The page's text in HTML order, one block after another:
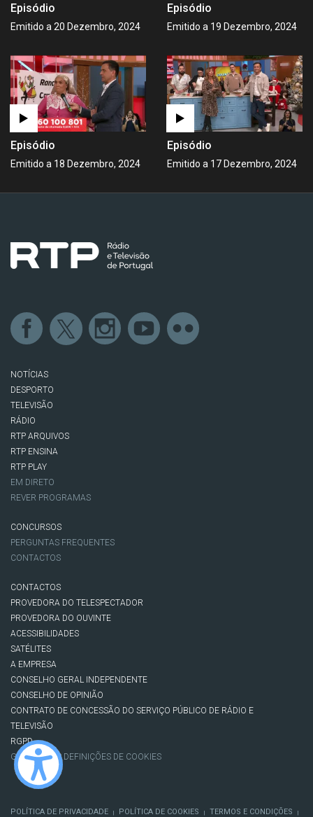
Episódio
Emitido a 20 Dezembro, 2024
Episódio
Emitido a 19 Dezembro, 2024
Episódio
Emitido a 18 Dezembro, 2024
Episódio
Emitido a 17 Dezembro, 2024
NOTÍCIAS
DESPORTO
TELEVISÃO
RÁDIO
RTP ARQUIVOS
RTP ENSINA
RTP PLAY
EM DIRETO
REVER PROGRAMAS
CONCURSOS
PERGUNTAS FREQUENTES
CONTACTOS
CONTACTOS
PROVEDORA DO TELESPECTADOR
PROVEDORA DO OUVINTE
ACESSIBILIDADES
SATÉLITES
A EMPRESA
CONSELHO GERAL INDEPENDENTE
CONSELHO DE OPINIÃO
CONTRATO DE CONCESSÃO DO SERVIÇO PÚBLICO DE RÁDIO E
TELEVISÃO
RGPD
GESTÃO DAS DEFINIÇÕES DE COOKIES
POLÍTICA DE PRIVACIDADE | POLÍTICA DE COOKIES | TERMOS E CONDIÇÕES |